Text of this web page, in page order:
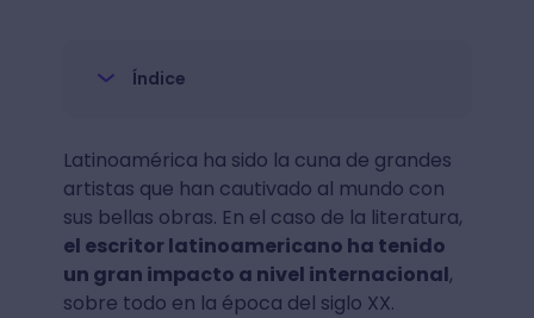
Índice
Latinoamérica ha sido la cuna de grandes
artistas que han cautivado al mundo con
sus bellas obras. En el caso de la literatura,
el escritor latinoamericano ha tenido
un gran impacto a nivel internacional,
sobre todo en la época del siglo XX.